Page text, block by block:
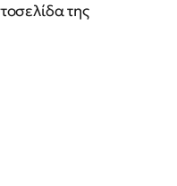
της